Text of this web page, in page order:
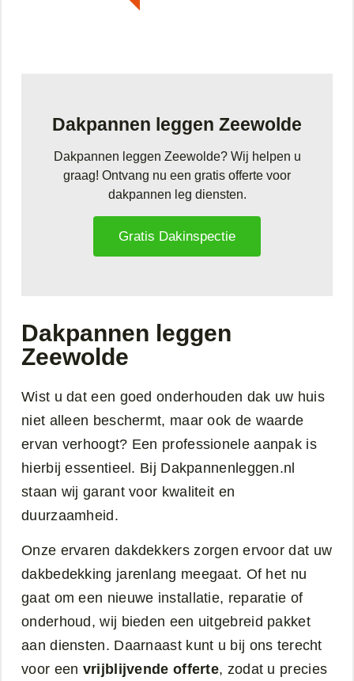
Dakpannen leggen Zeewolde
Dakpannen leggen Zeewolde? Wij helpen u
graag! Ontvang nu een gratis offerte voor
dakpannen leg diensten.
Gratis Dakinspectie
Dakpannen leggen
Zeewolde
Wist u dat een goed onderhouden dak uw huis
niet alleen beschermt, maar ook de waarde
ervan verhoogt? Een professionele aanpak is
hierbij essentieel. Bij Dakpannenleggen.nl
staan wij garant voor kwaliteit en
duurzaamheid.
Onze ervaren dakdekkers zorgen ervoor dat uw
dakbedekking jarenlang meegaat. Of het nu
gaat om een nieuwe installatie, reparatie of
onderhoud, wij bieden een uitgebreid pakket
aan diensten. Daarnaast kunt u bij ons terecht
voor een vrijblijvende offerte, zodat u precies